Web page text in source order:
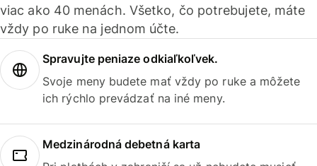
viac ako 40 menách. Všetko, čo potrebujete, máte
vždy po ruke na jednom účte.
Spravujte peniaze odkiaľkoľvek.
Svoje meny budete mať vždy po ruke a môžete
ich rýchlo prevádzať na iné meny.
Medzinárodná debetná karta